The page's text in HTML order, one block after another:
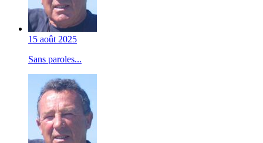
15 août 2025
Sans paroles...